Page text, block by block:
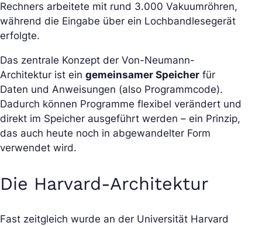
Rechners arbeitete mit rund 3.000 Vakuumröhren,
während die Eingabe über ein Lochbandlesegerät
erfolgte.
Das zentrale Konzept der Von-Neumann-
Architektur ist ein gemeinsamer Speicher für
Daten und Anweisungen (also Programmcode).
Dadurch können Programme flexibel verändert und
direkt im Speicher ausgeführt werden – ein Prinzip,
das auch heute noch in abgewandelter Form
verwendet wird.
Die Harvard-Architektur
Fast zeitgleich wurde an der Universität Harvard